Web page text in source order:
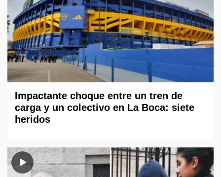
Impactante choque entre un tren de
carga y un colectivo en La Boca: siete
heridos